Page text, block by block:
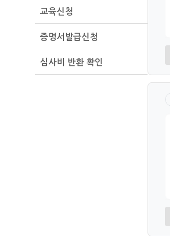
교육신청
증명서발급신청
심사비 반환 확인